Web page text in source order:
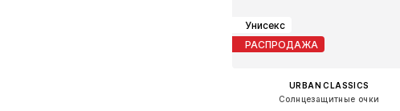
Унисекс
РАСПРОДАЖА
URBAN CLASSICS
Солнцезащитные очки